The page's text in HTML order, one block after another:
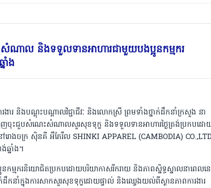
ះសំណាល និងទទួលទានអាហារជាមួយបងប្អូនកម្មករ
ាំង
ងារ និងបណ្តុះបណ្តាលវិជ្ជាជីវៈ និងលោកស្រី ព្រមទាំងថ្នាក់ដឹកនាំក្រសួង នា
ើញចុះជួបសំណេះសំណាលសួរសុខទុក្ខ និងទទួលទានអាហារថ្ងៃត្រង់ប្រកបដោ
នៅរោងចក្រ ស៊ិនគី អឹភែរឹល SHINKI APPAREL (CAMBODIA)
ឆ្នាំង។
មករនិយោជិតប្រកបដោយបរិយាកាសរីករាយ និងភាពស្និទ្ធស្នាលនាពេលនេ
នាំក្នុងការសាកសួរសុខទុក្ខដោយផ្ទាល់ និងឈ្វេងយល់ពីស្ថានភាពការងារ